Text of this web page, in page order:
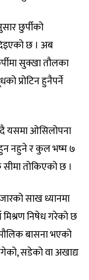
छुर्पीको
छ । अब
सुक्खा तौलका
प्रोटिन हुनैपर्ने
यसमा ओसिलोपना
हुन नहुने र कुल भष्म ७
सीमा तोकिएको छ ।
साख ध्यानमा
मिश्रण निषेध गरेको छ
बासना भएको
सडेको वा अखाद्य